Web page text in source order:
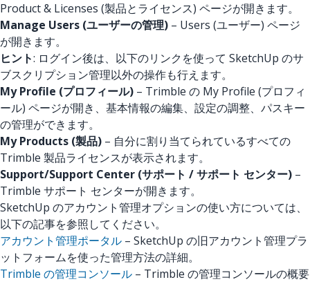
Product & Licenses (製品とライセンス) ページが開きます。
Manage Users (ユーザーの管理) – Users (ユーザー) ページ
が開きます。
ヒント: ログイン後は、以下のリンクを使って SketchUp のサ
ブスクリプション管理以外の操作も行えます。
My Profile (プロフィール) – Trimble の My Profile (プロフィ
ール) ページが開き、基本情報の編集、設定の調整、パスキー
の管理ができます。
My Products (製品) – 自分に割り当てられているすべての
Trimble 製品ライセンスが表示されます。
Support/Support Center (サポート / サポート センター) –
Trimble サポート センターが開きます。
SketchUp のアカウント管理オプションの使い方については、
以下の記事を参照してください。
アカウント管理ポータル – SketchUp の旧アカウント管理プラ
ットフォームを使った管理方法の詳細。
Trimble の管理コンソール – Trimble の管理コンソールの概要